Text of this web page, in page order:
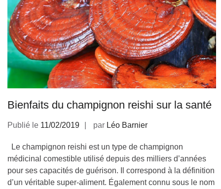
Bienfaits du champignon reishi sur la santé
Publié le 11/02/2019 par Léo Barnier
Le champignon reishi est un type de champignon
médicinal comestible utilisé depuis des milliers d’années
pour ses capacités de guérison. Il correspond à la définition
d’un véritable super-aliment. Également connu sous le nom